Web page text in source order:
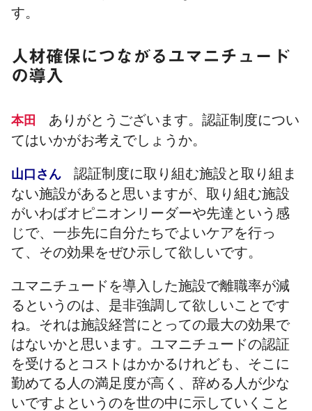
す。
人材確保につながるユマニチュード
の導入
本田 ありがとうございます。認証制度につい
てはいかがお考えでしょうか。
山口さん認証制度に取り組む施設と取り組ま
ない施設があると思いますが、取り組む施設
がいわばオピニオンリーダーや先達という感
じで、一歩先に自分たちでよいケアを行っ
て、その効果をぜひ示して欲しいです。
ユマニチュードを導入した施設で離職率が減
るというのは、是非強調して欲しいことです
ね。それは施設経営にとっての最大の効果で
はないかと思います。ユマニチュードの認証
を受けるとコストはかかるけれども、そこに
勤めてる人の満足度が高く、辞める人が少な
いですよというのを世の中に示していくこと